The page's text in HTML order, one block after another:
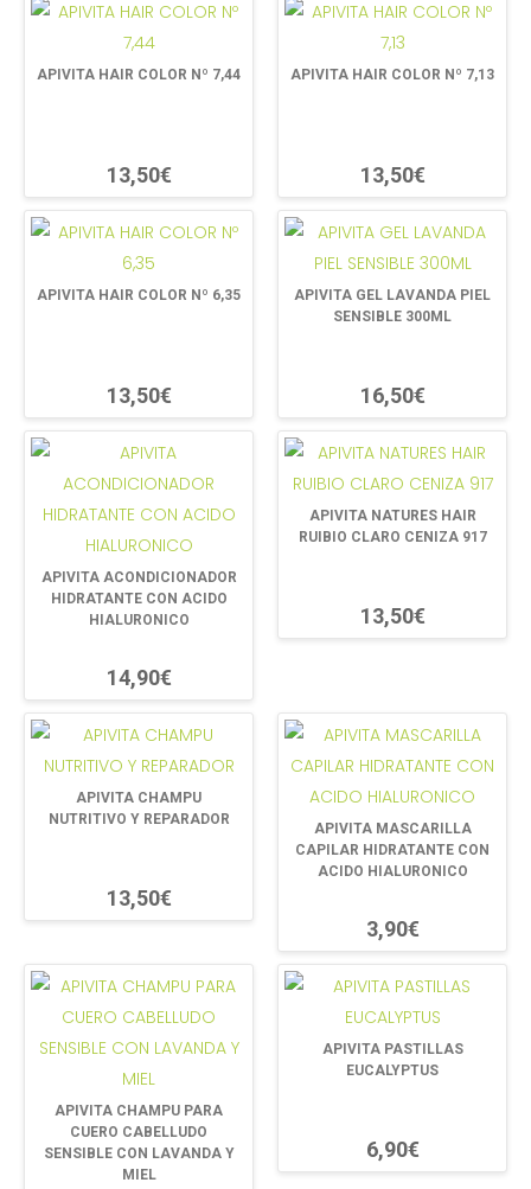
APIVITA HAIR COLOR Nº 7,44
13,50€
APIVITA HAIR COLOR Nº 7,13
13,50€
APIVITA HAIR COLOR Nº 6,35
13,50€
APIVITA GEL LAVANDA PIEL
SENSIBLE 300ML
16,50€
APIVITA ACONDICIONADOR
HIDRATANTE CON ACIDO
HIALURONICO
14,90€
APIVITA NATURES HAIR
RUIBIO CLARO CENIZA 917
13,50€
APIVITA CHAMPU
NUTRITIVO Y REPARADOR
13,50€
APIVITA MASCARILLA
CAPILAR HIDRATANTE CON
ACIDO HIALURONICO
3,90€
APIVITA CHAMPU PARA
CUERO CABELLUDO
SENSIBLE CON LAVANDA Y
MIEL
APIVITA PASTILLAS
EUCALYPTUS
6,90€